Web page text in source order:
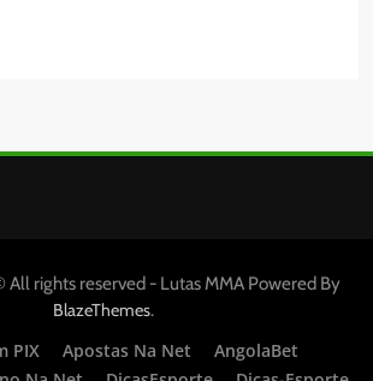
rights reserved - Lutas MMA Powered By
BlazeThemes.
PIX
Apostas Na Net
AngolaBet